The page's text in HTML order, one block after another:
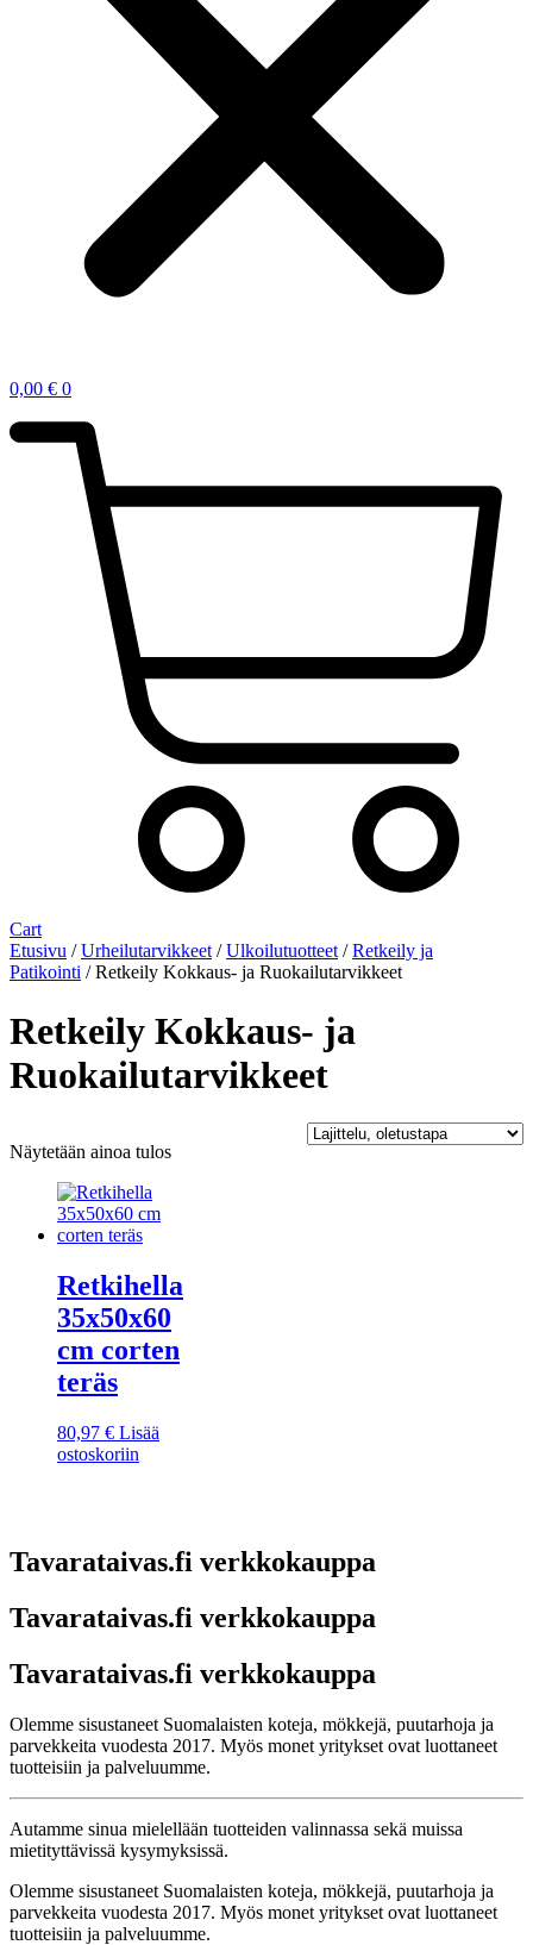
0,00 € 0
Cart
Etusivu /Urheilutarvikkeet /Ulkoilutuotteet /Retkeily ja
Patikointi / Retkeily Kokkaus- ja Ruokailutarvikkeet
Retkeily Kokkaus- ja
Ruokailutarvikkeet
Näytetään ainoa tulos
Retkihella
35x50x60
cm corten
teräs
80,97 € Lisää
ostoskoriin
Tavarataivas.fi verkkokauppa
Tavarataivas.fi verkkokauppa
Tavarataivas.fi verkkokauppa
Olemme sisustaneet Suomalaisten koteja, mökkejä, puutarhoja ja
parvekkeita vuodesta 2017. Myös monet yritykset ovat luottaneet
tuotteisiin ja palveluumme.
Autamme sinua mielellään tuotteiden valinnassa sekä muissa
mietityttävissä kysymyksissä.
Olemme sisustaneet Suomalaisten koteja, mökkejä, puutarhoja ja
parvekkeita vuodesta 2017. Myös monet yritykset ovat luottaneet
tuotteisiin ja palveluumme.